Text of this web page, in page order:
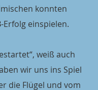
konnten
-Erfolg einspielen.
weiß auch
wir uns ins Spiel
die Flügel und vom